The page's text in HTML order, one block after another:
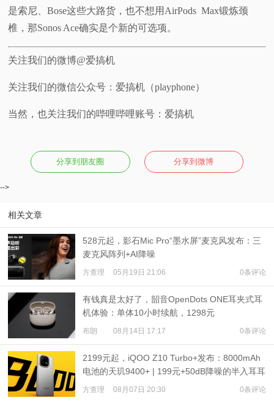
是索尼、Bose这些大路货，也不想用AirPods Max锻炼颈
椎，那Sonos Ace确实是个新的可选项。
关注我们的微博@爱搞机
关注我们的微信公众号：爱搞机（playphone）
当然，也关注我们的哔哩哔哩账号：爱搞机
分享到朋友圈 分享到微博
-->
相关文章
528元起，影石Mic Pro“墨水屏”麦克风发布：三
麦克风阵列+AI降噪
方查理 05月19日 21:06 0条评论
有钱真是太好了，韶音OpenDots ONE耳夹式耳
机体验：单体10小时续航，1298元
布朗 08月14日 17:17 0条评论
2199元起，iQOO Z10 Turbo+发布：8000mAh
电池的天玑9400+ | 199元+50dB降噪的半入耳耳
机发布
方查理 08月07日 20:30 0条评论